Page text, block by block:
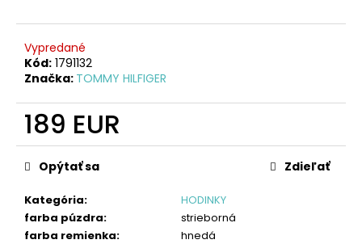
Vypredané
Kód: 1791132
Značka: TOMMY HILFIGER
189 EUR
Jednotková
cena:
Kategória:
HODINKY
farba púzdra:
strieborná
farba remienka:
hnedá
Opýtať sa Zdieľať
O
d
p
o
č
a
e